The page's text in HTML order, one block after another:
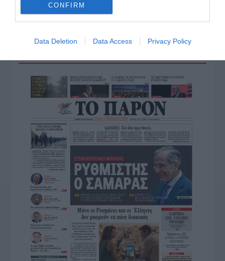
CONFIRM
Data Deletion Data Access Privacy Policy
ΠΑΤΗΣΤΕ ΓΙΑ LIVE ΚΙΝΗΣΗ